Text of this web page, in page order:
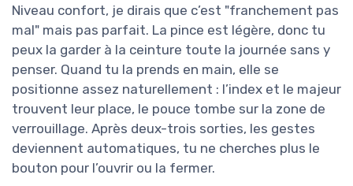
Niveau confort, je dirais que c’est "franchement pas
mal" mais pas parfait. La pince est légère, donc tu
peux la garder à la ceinture toute la journée sans y
penser. Quand tu la prends en main, elle se
positionne assez naturellement : l’index et le majeur
trouvent leur place, le pouce tombe sur la zone de
verrouillage. Après deux-trois sorties, les gestes
deviennent automatiques, tu ne cherches plus le
bouton pour l’ouvrir ou la fermer.